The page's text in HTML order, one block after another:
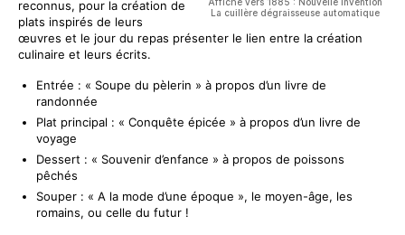
La cuillère dégraisseuse automatique
reconnus, pour la création de
plats inspirés de leurs
œuvres et le jour du repas présenter le lien entre la création
culinaire et leurs écrits.
Entrée : « Soupe du pèlerin » à propos d’un livre de
randonnée
Plat principal : « Conquête épicée » à propos d’un livre de
voyage
Dessert : « Souvenir d’enfance » à propos de poissons
pêchés
Souper : « A la mode d’une époque », le moyen-âge, les
romains, ou celle du futur !